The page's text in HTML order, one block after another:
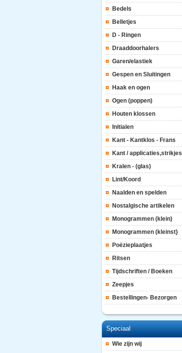
Bedels
Belletjes
D - Ringen
Draaddoorhalers
Garen/elastiek
Gespen en Sluitingen
Haak en ogen
Ogen (poppen)
Houten klossen
Initialen
Kant - Kantklos - Frans
Kant / applicaties,strikjes
Kralen - (glas)
Lint/Koord
Naalden en spelden
Nostalgische artikelen
Monogrammen (klein)
Monogrammen (kleinst}
Poëzieplaatjes
Ritsen
Tijdschriften / Boeken
Zeepjes
Bestellingen- Bezorgen
Speciaal
Wie zijn wij